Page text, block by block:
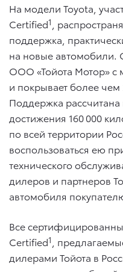
На модели Toyota,
Certified1
,
поддержка,
на новые автомобили.
ООО «Тойота Мотор» с
и покрывает более чем
Поддержка
достижения 160 000
по всей территории
воспользоваться ею
технического
дилеров и партнеров
автомобиля
Все
Certified1
,
дилерами Тойота в